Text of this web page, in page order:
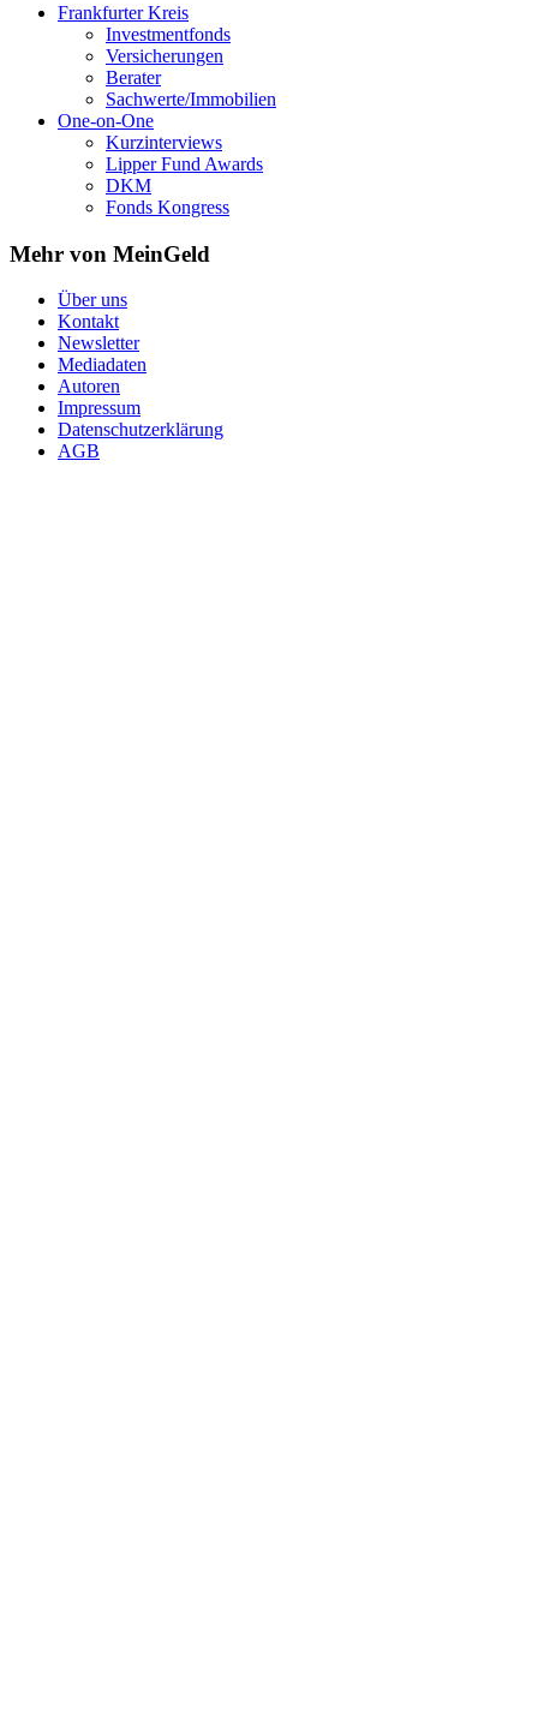
Frankfurter Kreis
Investmentfonds
Versicherungen
Berater
Sachwerte/Immobilien
One-on-One
Kurzinterviews
Lipper Fund Awards
DKM
Fonds Kongress
Mehr von MeinGeld
Über uns
Kontakt
Newsletter
Mediadaten
Autoren
Impressum
Datenschutzerklärung
AGB